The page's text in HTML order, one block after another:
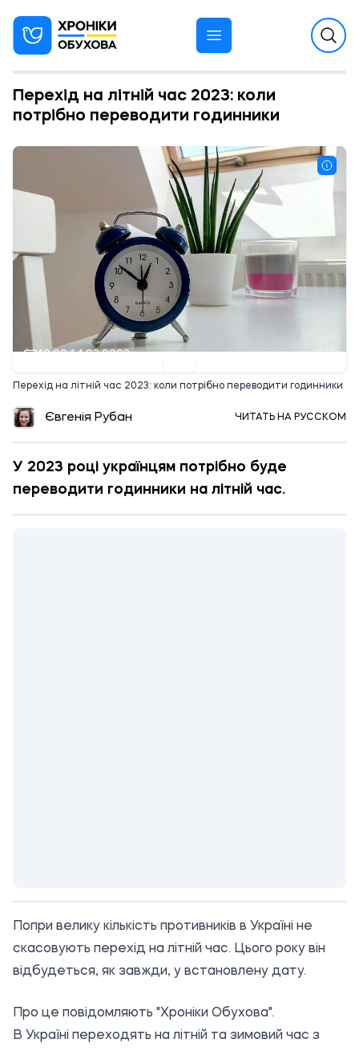
Перехід на літній час 2023: коли
потрібно переводити годинники
19:00 14.03.2023
Перехід на літній час 2023: коли потрібно переводити годинники
Євгенія Рубан ЧИТАТЬ НА РУССКОМ
У 2023 році українцям потрібно буде
переводити годинники на літній час.
Попри велику кількість противників в Україні не
скасовують перехід на літній час. Цього року він
відбудеться, як завжди, у встановлену дату.
Про це повідомляють "Хроніки Обухова".
В Україні переходять на літній та зимовий час з